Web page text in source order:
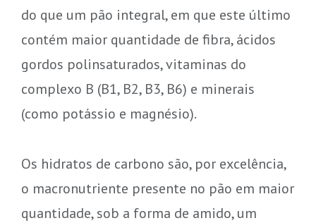
do que um pão integral, em que este último
contém maior quantidade de fibra, ácidos
gordos polinsaturados, vitaminas do
complexo B (B1, B2, B3, B6) e minerais
(como potássio e magnésio).
Os hidratos de carbono são, por excelência,
o macronutriente presente no pão em maior
quantidade, sob a forma de amido, um